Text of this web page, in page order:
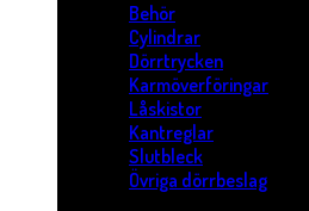
Behör
Cylindrar
Dörrtrycken
Karmöverföringar
Låskistor
Kantreglar
Slutbleck
Övriga dörrbeslag